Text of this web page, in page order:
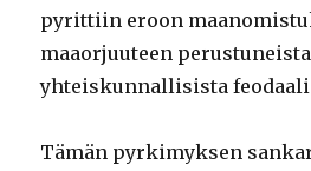
pyrittiin eroon
maaorjuuteen perustuneista
yhteiskunnallisista
Tämän pyrkimyksen